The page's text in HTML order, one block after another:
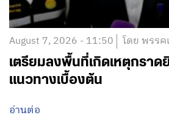
August 7, 2026 - 11:50 โดย พรรค
เตรียมลงพื้นที่เกิดเหตุกรา
แนวทางเบื้องต้น
อ่านต่อ